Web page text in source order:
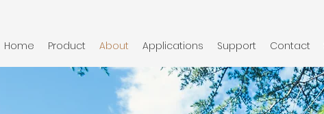
Home Product About Applications Support Contact